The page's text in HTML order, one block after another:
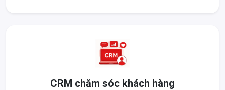
CRM chăm sóc khách hàng